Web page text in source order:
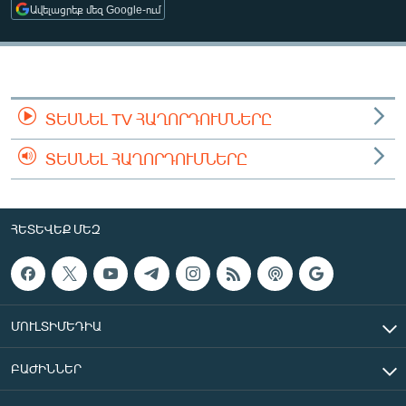
ՄԻՋԱԶԳԱՅԻՆ
ՄՇԱԿՈՒՅԹ
ՄԵԿՆԱԲԱՆՈՒԹՅՈՒՆ
ՏՏ ԵՒ ԻՆՏԵՐՆԵՏ
ԿՈՐՈՆԱՎԻՐՈՒՍ
ԱՐԽԻՎ
ԲԱՆԱՎԵՃ
ՁԳՏԵԼՈՎ ԼԱՎԱԳՈՒՅՆԻՆ
Հայերեն
Ավելացրեք մեզ Google-ում
ՏԵՍՆԵԼ TV ՀԱՂՈՐԴՈՒՄՆԵՐԸ
ՏԵՍՆԵԼ ՀԱՂՈՐԴՈՒՄՆԵՐԸ
ՀԵՏԵՎԵՔ ՄԵԶ
ՄՈՒԼՏԻՄԵԴԻԱ
ԲԱԺԻՆՆԵՐ